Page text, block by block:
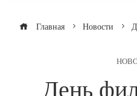
Главная Новости
День